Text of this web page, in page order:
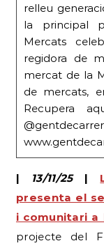
relleu
la principal
Mercats
regidora de
mercat de la
de mercats,
Recupera
| 13/11/25|
presenta el
i comunitari a
projecte del